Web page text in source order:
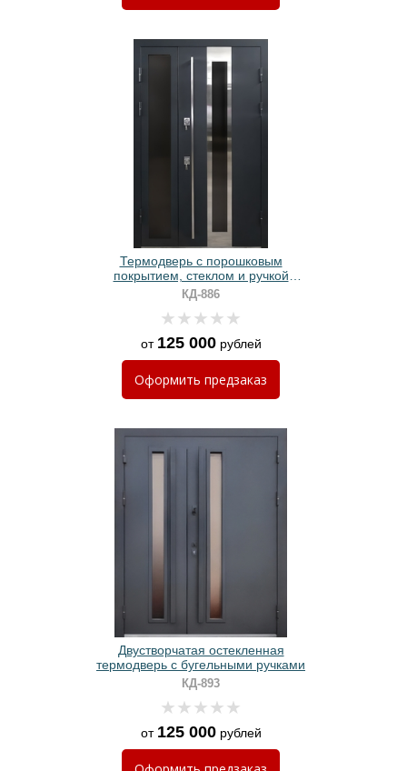
Термодверь с порошковым
покрытием, стеклом и ручкой
рейлинг
КД-886
от 125 000рублей
Оформить предзаказ
Двустворчатая остекленная
термодверь с бугельными ручками
КД-893
от 125 000рублей